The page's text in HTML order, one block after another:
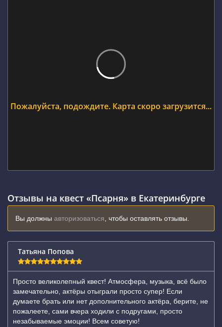
Пожалуйста, подождите. Карта скоро загрузится...
Отзывы на квест «Псарня» в Екатеринбурге
Вы должны авторизоваться , чтобы оставлять отзывы.
Татьяна Попова
Просто великолепный квест! Атмосфера, музыка, всё было
замечательно, актёры отыграли просто супер! Если
думаете брать или нет дополнительного актёра, берите, не
пожалеете, сами вчера ходили с подругами, просто
незабываемые эмоции! Всем советую!